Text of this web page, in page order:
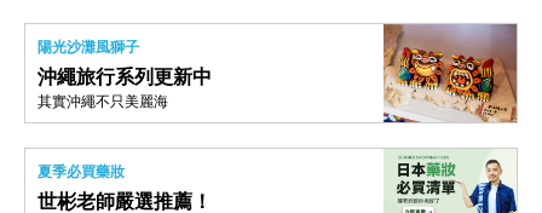
陽光沙灘風獅子
沖繩旅行系列更新中
其實沖繩不只美麗海
夏季必買藥妝
世彬老師嚴選推薦！